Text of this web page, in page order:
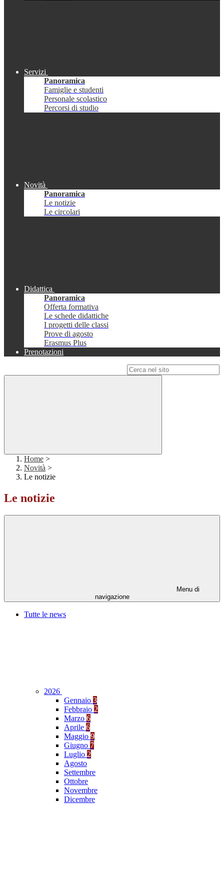
Servizi
Panoramica
Famiglie e studenti
Personale scolastico
Percorsi di studio
Novità
Panoramica
Le notizie
Le circolari
Didattica
Panoramica
Offerta formativa
Le schede didattiche
I progetti delle classi
Prove di agosto
Erasmus Plus
Prenotazioni
Home >
Novità >
Le notizie
Le notizie
Menu di
navigazione
Tutte le news
2026
Gennaio 3
Febbraio 2
Marzo 6
Aprile 6
Maggio 9
Giugno 7
Luglio 2
Agosto
Settembre
Ottobre
Novembre
Dicembre